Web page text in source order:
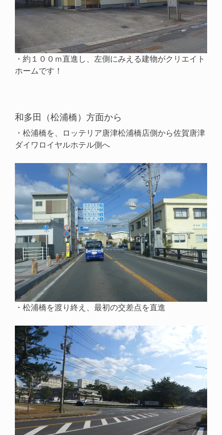
・約１００ｍ直進し、左側にみえる建物がクリエイト
ホームです！
和多田（松浦橋）方面から
・松浦橋を、ロッテリア唐津松浦橋店側から佐賀唐津
ダイワロイヤルホテル側へ
・松浦橋を渡り終え、最初の交差点を直進